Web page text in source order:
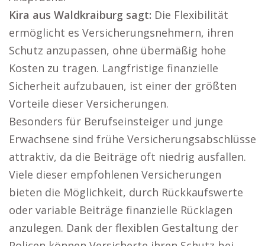
Kira aus Waldkraiburg sagt: Die Flexibilität
ermöglicht es Versicherungsnehmern, ihren
Schutz anzupassen, ohne übermäßig hohe
Kosten zu tragen. Langfristige finanzielle
Sicherheit aufzubauen, ist einer der größten
Vorteile dieser Versicherungen.
Besonders für Berufseinsteiger und junge
Erwachsene sind frühe Versicherungsabschlüsse
attraktiv, da die Beiträge oft niedrig ausfallen.
Viele dieser empfohlenen Versicherungen
bieten die Möglichkeit, durch Rückkaufswerte
oder variable Beiträge finanzielle Rücklagen
anzulegen. Dank der flexiblen Gestaltung der